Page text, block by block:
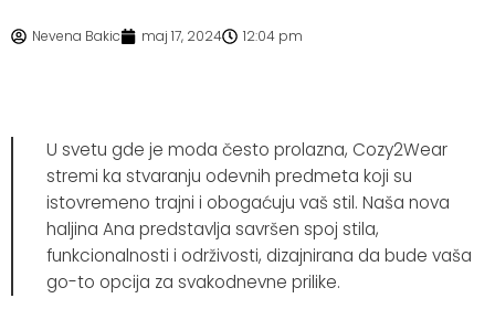
Nevena Bakic maj 17, 2024 12:04 pm
U svetu gde je moda često prolazna, Cozy2Wear
stremi ka stvaranju odevnih predmeta koji su
istovremeno trajni i obogaćuju vaš stil. Naša nova
haljina Ana predstavlja savršen spoj stila,
funkcionalnosti i održivosti, dizajnirana da bude vaša
go-to opcija za svakodnevne prilike.